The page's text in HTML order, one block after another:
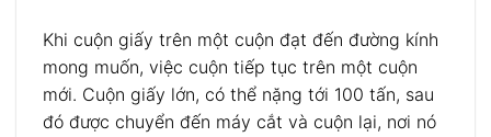
Khi cuộn giấy trên một cuộn đạt đến đường kính
mong muốn, việc cuộn tiếp tục trên một cuộn
mới. Cuộn giấy lớn, có thể nặng tới 100 tấn, sau
đó được chuyển đến máy cắt và cuộn lại, nơi nó